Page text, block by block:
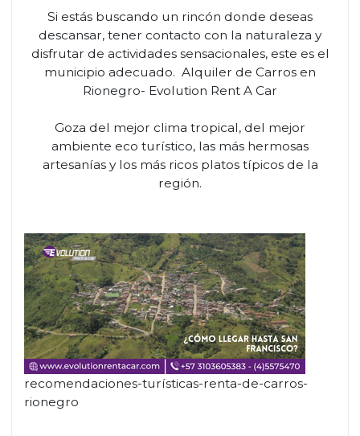
Si estás buscando un rincón donde deseas
descansar, tener contacto con la naturaleza y
disfrutar de actividades sensacionales, este es el
municipio adecuado. Alquiler de Carros en
Rionegro- Evolution Rent A Car
Goza del mejor clima tropical, del mejor
ambiente eco turístico, las más hermosas
artesanías y los más ricos platos típicos de la
región.
recomendaciones-turísticas-renta-de-carros-
rionegro